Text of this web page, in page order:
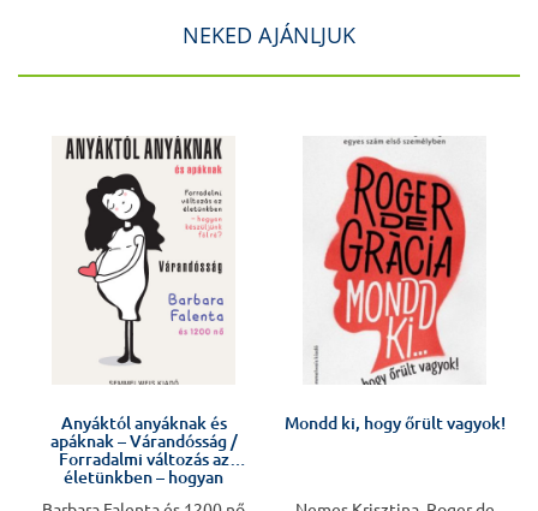
NEKED AJÁNLJUK
Anyáktól anyáknak és
apáknak – Várandósság /
Forradalmi változás az
életünkben – hogyan
Mondd ki, hogy őrült vagyok!